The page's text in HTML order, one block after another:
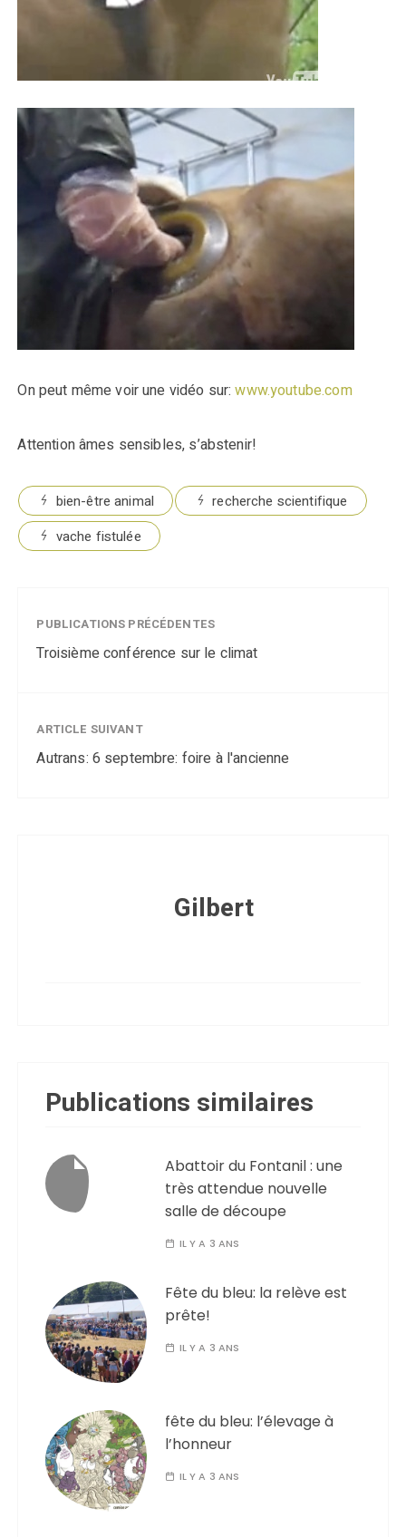
On peut même voir une vidéo sur:www.youtube.com
Attention âmes sensibles, s’abstenir!
bien-être animal
recherche scientifique
vache fistulée
PUBLICATIONS PRÉCÉDENTES
Troisième conférence sur le climat
ARTICLE SUIVANT
Autrans: 6 septembre: foire à l'ancienne
Gilbert
Publications similaires
Abattoir du Fontanil : une
très attendue nouvelle
salle de découpe
IL Y A 3 ANS
Fête du bleu: la relève est
prête!
IL Y A 3 ANS
fête du bleu: l’élevage à
l’honneur
IL Y A 3 ANS